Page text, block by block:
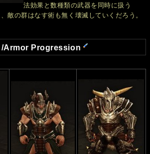
法効果と数種類の武器を同時に扱う
敵の群はなす術も無く壊滅していくだろう。
/Armor Progression